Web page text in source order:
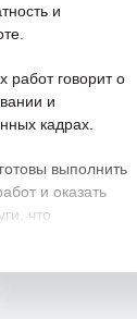
и
работ говорит о
и
кадрах.
выполнить
и оказать
что